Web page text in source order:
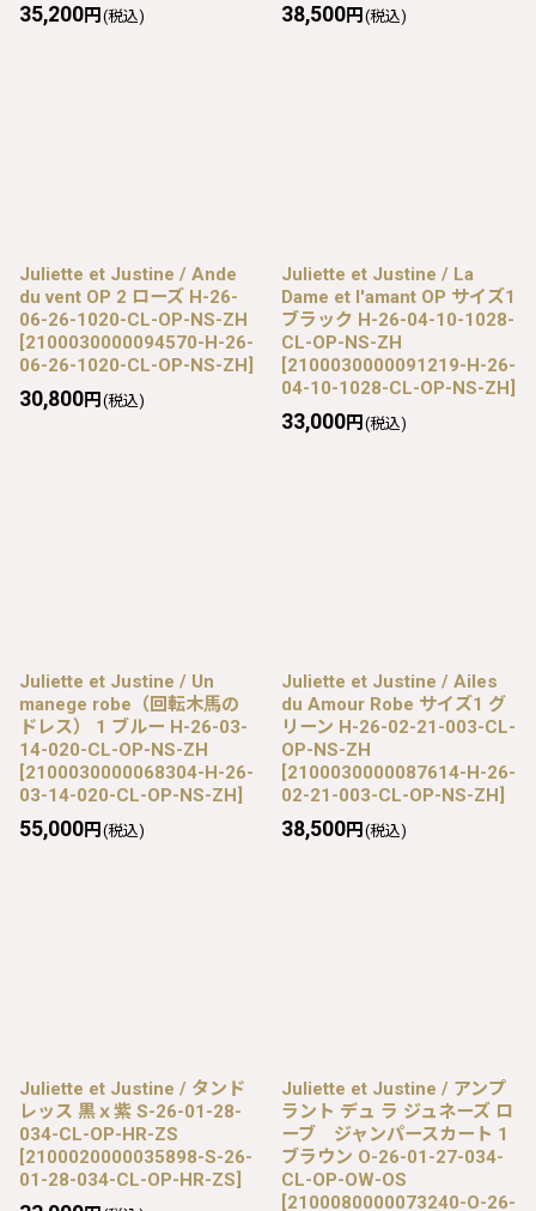
35,200円 (税込) 38,500円 (税込)
Juliette et Justine / Ande
du vent OP 2 ローズ H-26-
06-26-1020-CL-OP-NS-ZH
[2100030000094570-H-26-
06-26-1020-CL-OP-NS-ZH]
30,800円 (税込)
Juliette et Justine / La
Dame et l'amant OP サイズ1
ブラック H-26-04-10-1028-
CL-OP-NS-ZH
[2100030000091219-H-26-
04-10-1028-CL-OP-NS-ZH]
33,000円 (税込)
Juliette et Justine / Un
manege robe（回転木馬の
ドレス） 1 ブルー H-26-03-
14-020-CL-OP-NS-ZH
[2100030000068304-H-26-
03-14-020-CL-OP-NS-ZH]
55,000円 (税込)
Juliette et Justine / Ailes
du Amour Robe サイズ1 グ
リーン H-26-02-21-003-CL-
OP-NS-ZH
[2100030000087614-H-26-
02-21-003-CL-OP-NS-ZH]
38,500円 (税込)
Juliette et Justine / タンド
レッス 黒ｘ紫 S-26-01-28-
034-CL-OP-HR-ZS
[2100020000035898-S-26-
01-28-034-CL-OP-HR-ZS]
Juliette et Justine / アンプ
ラント デュ ラ ジュネーズ ロ
ーブ ジャンパースカート 1
ブラウン O-26-01-27-034-
CL-OP-OW-OS
[2100080000073240-O-26-